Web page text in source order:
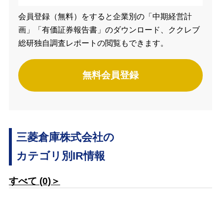
会員登録（無料）をすると企業別の「中期経営計
画」「有価証券報告書」のダウンロード、ククレブ
総研独自調査レポートの閲覧もできます。
無料会員登録
三菱倉庫株式会社の
カテゴリ別IR情報
すべて (0)＞